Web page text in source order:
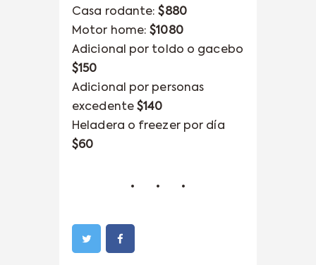
Casa rodante:$880
Motor home:$1080
Adicional por toldo o gacebo
$150
Adicional por personas
excedente $140
Heladera o freezer por día
$60